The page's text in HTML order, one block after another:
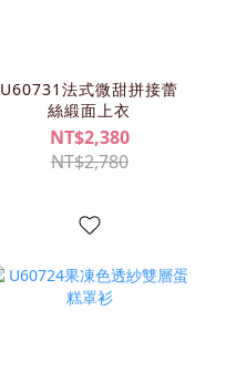
U60731法式微甜拼接蕾
絲緞面上衣
NT$2,380
NT$2,780